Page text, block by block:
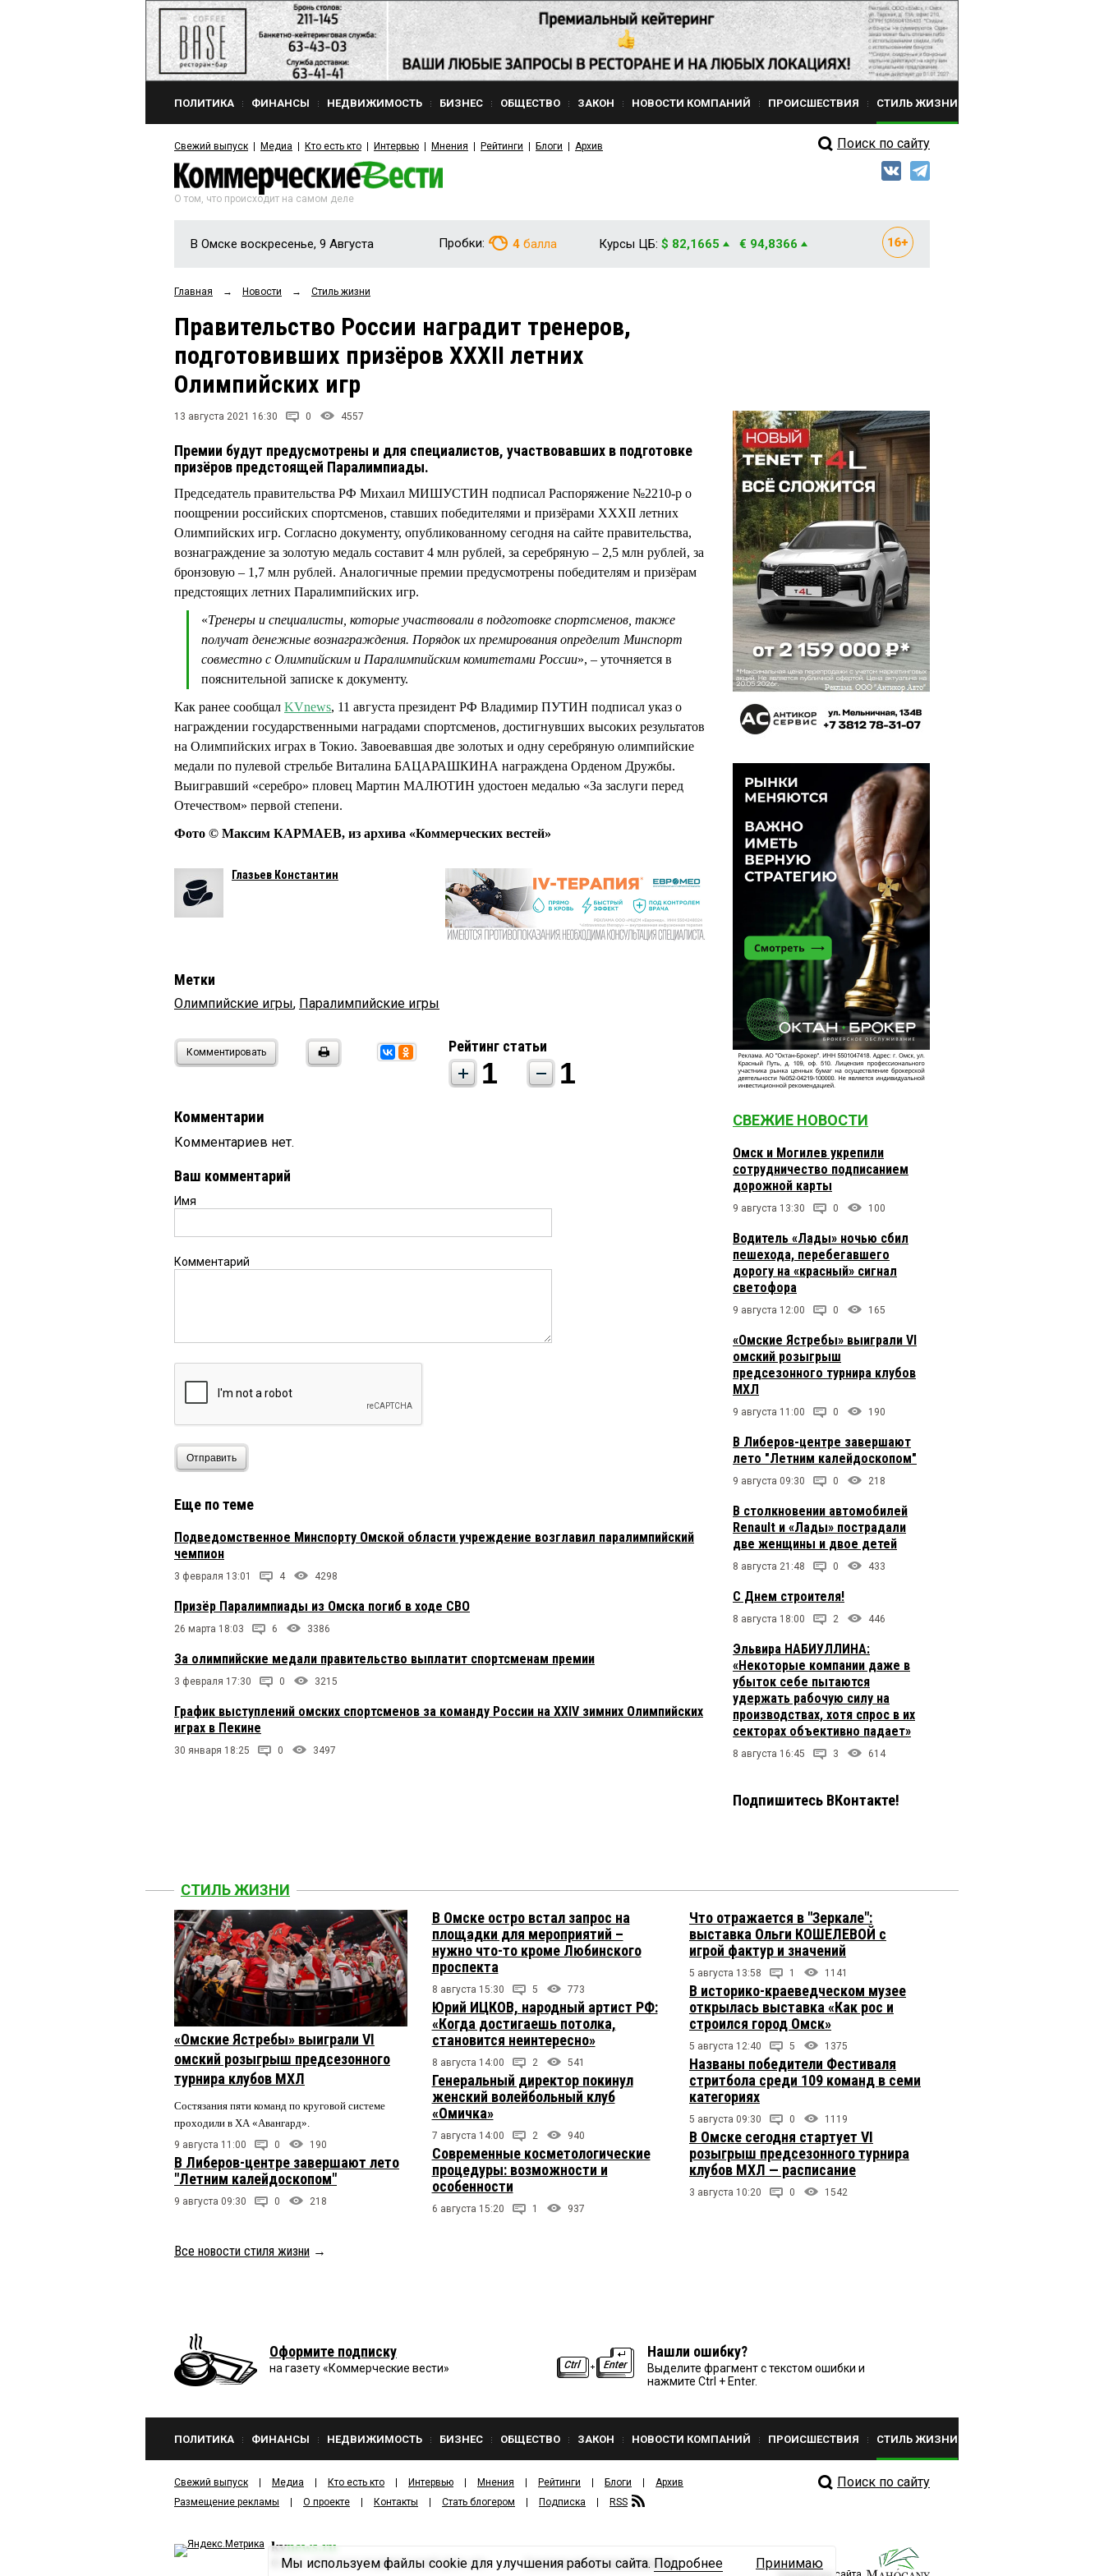
ПОЛИТИКА ФИНАНСЫ НЕДВИЖИМОСТЬ БИЗНЕС ОБЩЕСТВО ЗАКОН НОВОСТИ КОМПАНИЙ ПРОИСШЕСТВИЯ СТИЛЬ ЖИЗНИ
Свежий выпуск Медиа Кто есть кто Интервью Мнения Рейтинги Блоги Архив Поиск по сайту
О том, что происходит на самом деле
В Омске воскресенье, 9 Августа Пробки: 4 балла Курсы ЦБ: $ 82,1665 € 94,8366
Главная → Новости → Стиль жизни
Правительство России наградит тренеров,
подготовивших призёров XXXII летних
Олимпийских игр
13 августа 2021 16:30 0 4557
Премии будут предусмотрены и для специалистов, участвовавших в подготовке
призёров предстоящей Паралимпиады.
Председатель правительства РФ Михаил МИШУСТИН подписал Распоряжение №2210-р о
поощрении российских спортсменов, ставших победителями и призёрами XXXII летних
Олимпийских игр. Согласно документу, опубликованному сегодня на сайте правительства,
вознаграждение за золотую медаль составит 4 млн рублей, за серебряную – 2,5 млн рублей, за
бронзовую – 1,7 млн рублей. Аналогичные премии предусмотрены победителям и призёрам
предстоящих летних Паралимпийских игр.
«Тренеры и специалисты, которые участвовали в подготовке спортсменов, также
получат денежные вознаграждения. Порядок их премирования определит Минспорт
совместно с Олимпийским и Паралимпийским комитетами России», – уточняется в
пояснительной записке к документу.
Как ранее сообщал KVnews, 11 августа президент РФ Владимир ПУТИН подписал указ о
награждении государственными наградами спортсменов, достигнувших высоких результатов
на Олимпийских играх в Токио. Завоевавшая две золотых и одну серебряную олимпийские
медали по пулевой стрельбе Виталина БАЦАРАШКИНА награждена Орденом Дружбы.
Выигравший «серебро» пловец Мартин МАЛЮТИН удостоен медалью «За заслуги перед
Отечеством» первой степени.
Фото © Максим КАРМАЕВ, из архива «Коммерческих вестей»
Глазьев Константин
Метки
Олимпийские игры, Паралимпийские игры
Комментировать Рейтинг статьи
1 1
Комментарии
Комментариев нет.
Ваш комментарий
Имя
Комментарий
Отправить
Еще по теме
Подведомственное Минспорту Омской области учреждение возглавил паралимпийский
чемпион
3 февраля 13:01 4 4298
Призёр Паралимпиады из Омска погиб в ходе СВО
26 марта 18:03 6 3386
За олимпийские медали правительство выплатит спортсменам премии
3 февраля 17:30 0 3215
График выступлений омских спортсменов за команду России на XXIV зимних Олимпийских
играх в Пекине
30 января 18:25 0 3497
СВЕЖИЕ НОВОСТИ
Омск и Могилев укрепили
сотрудничество подписанием
дорожной карты
9 августа 13:30 0 100
Водитель «Лады» ночью сбил
пешехода, перебегавшего
дорогу на «красный» сигнал
светофора
9 августа 12:00 0 165
«Омские Ястребы» выиграли VI
омский розыгрыш
предсезонного турнира клубов
МХЛ
9 августа 11:00 0 190
В Либеров-центре завершают
лето "Летним калейдоскопом"
9 августа 09:30 0 218
В столкновении автомобилей
Renault и «Лады» пострадали
две женщины и двое детей
8 августа 21:48 0 433
С Днем строителя!
8 августа 18:00 2 446
Эльвира НАБИУЛЛИНА:
«Некоторые компании даже в
убыток себе пытаются
удержать рабочую силу на
производствах, хотя спрос в их
секторах объективно падает»
8 августа 16:45 3 614
Подпишитесь ВКонтакте!
СТИЛЬ ЖИЗНИ
«Омские Ястребы» выиграли VI
омский розыгрыш предсезонного
турнира клубов МХЛ
Состязания пяти команд по круговой системе
проходили в ХА «Авангард».
9 августа 11:00 0 190
В Либеров-центре завершают лето
"Летним калейдоскопом"
9 августа 09:30 0 218
В Омске остро встал запрос на
площадки для мероприятий –
нужно что-то кроме Любинского
проспекта
8 августа 15:30 5 773
Юрий ИЦКОВ, народный артист РФ:
«Когда достигаешь потолка,
становится неинтересно»
8 августа 14:00 2 541
Генеральный директор покинул
женский волейбольный клуб
«Омичка»
7 августа 14:00 2 940
Современные косметологические
процедуры: возможности и
особенности
6 августа 15:20 1 937
Что отражается в "Зеркале":
выставка Ольги КОШЕЛЕВОЙ с
игрой фактур и значений
5 августа 13:58 1 1141
В историко-краеведческом музее
открылась выставка «Как рос и
строился город Омск»
5 августа 12:40 5 1375
Названы победители Фестиваля
стритбола среди 109 команд в семи
категориях
5 августа 09:30 0 1119
В Омске сегодня стартует VI
розыгрыш предсезонного турнира
клубов МХЛ — расписание
3 августа 10:20 0 1542
Все новости стиля жизни →
Оформите подписку
на газету «Коммерческие вести»
Нашли ошибку?
Выделите фрагмент с текстом ошибки и
нажмите Ctrl + Enter.
ПОЛИТИКА ФИНАНСЫ НЕДВИЖИМОСТЬ БИЗНЕС ОБЩЕСТВО ЗАКОН НОВОСТИ КОМПАНИЙ ПРОИСШЕСТВИЯ СТИЛЬ ЖИЗНИ
Свежий выпуск Медиа Кто есть кто Интервью Мнения Рейтинги Блоги
Архив
Размещение рекламы
О проекте Контакты Стать блогером Подписка RSS
Поиск по сайту
kvnews.ru
2001—2026ООО ИЗДАТЕЛЬСКИЙ ДОМ «КВ».
Политика конфиденциальности
Мы используем файлы cookie для улучшения работы сайта. Подробнее Принимаю